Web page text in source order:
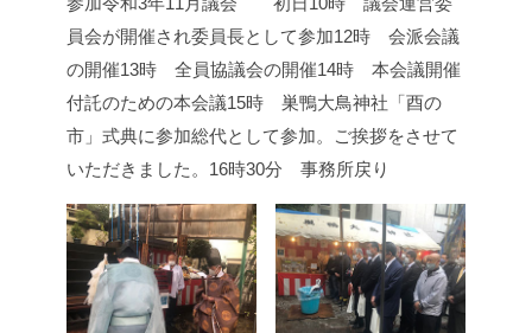
員会が開催され委員長として参加12時 会派会議
の開催13時 全員協議会の開催14時 本会議開催
付託のための本会議15時 巣鴨大鳥神社「酉の
市」式典に参加総代として参加。ご挨拶をさせて
いただきました。 16時30分 事務所戻り